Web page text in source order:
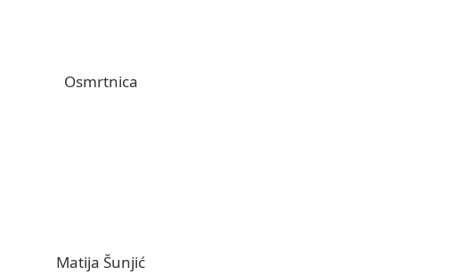
Osmrtnica
Matija Šunjić